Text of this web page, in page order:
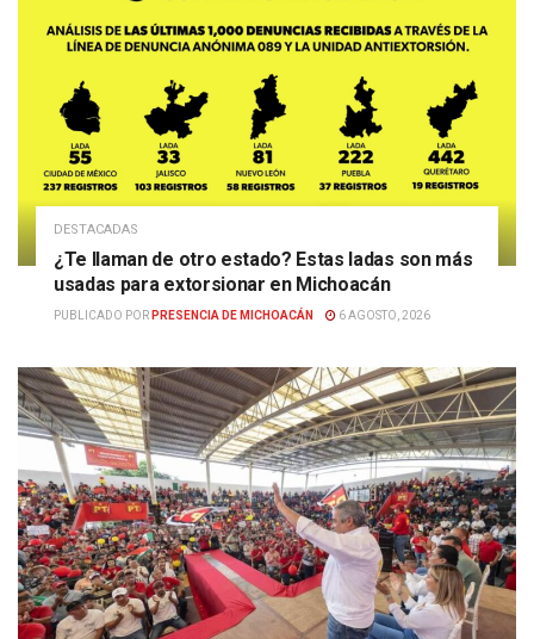
DESTACADAS
¿Te llaman de otro estado? Estas ladas son más
usadas para extorsionar en Michoacán
PUBLICADO POR PRESENCIA DE MICHOACÁN 6 AGOSTO, 2026